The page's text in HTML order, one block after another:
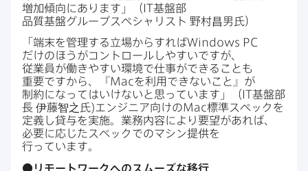
増加傾向に​あります」​（IT基盤部
品質基盤グループスペシャリスト 野村昌男氏）
「端末を​管理する​立場から​すればWindows PC
だけの​ほうが​コントロールしやすいですが、​
従業員が​働きやすい​環境で​仕事が​できることも​
重要ですから、​『Macを​利用できない​こと』が​
制約に​なってはいけないと​思っています」​（ IT基盤部
長 伊藤智之氏)エンジニア向けのMac標準スペックを​
定義し貸与を​実施。​業務内容に​より​要望が​あれば、​
必要に​応じた​スペックでの​マシン提供を​
行っています。
●リモートワークへの​スムーズな​移行